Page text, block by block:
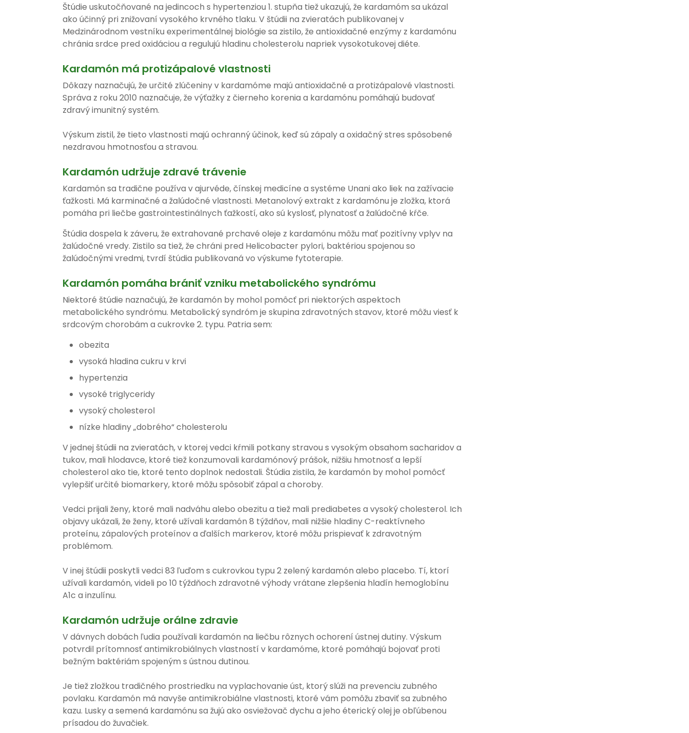
Štúdie uskutočňované na jedincoch s hypertenziou 1. stupňa tiež ukazujú, že kardamóm sa ukázal
ako účinný pri znižovaní vysokého krvného tlaku. V štúdii na zvieratách publikovanej v
Medzinárodnom vestníku experimentálnej biológie sa zistilo, že antioxidačné enzýmy z kardamónu
chránia srdce pred oxidáciou a regulujú hladinu cholesterolu napriek vysokotukovej diéte.
Kardamón má protizápalové vlastnosti
Dôkazy naznačujú, že určité zlúčeniny v kardamóme majú antioxidačné a protizápalové vlastnosti.
Správa z roku 2010 naznačuje, že výťažky z čierneho korenia a kardamónu pomáhajú budovať
zdravý imunitný systém.
Výskum zistil, že tieto vlastnosti majú ochranný účinok, keď sú zápaly a oxidačný stres spôsobené
nezdravou hmotnosťou a stravou.
Kardamón udržuje zdravé trávenie
Kardamón sa tradične používa v ajurvéde, čínskej medicíne a systéme Unani ako liek na zažívacie
ťažkosti. Má karminačné a žalúdočné vlastnosti. Metanolový extrakt z kardamónu je zložka, ktorá
pomáha pri liečbe gastrointestinálnych ťažkostí, ako sú kyslosť, plynatosť a žalúdočné kŕče.
Štúdia dospela k záveru, že extrahované prchavé oleje z kardamónu môžu mať pozitívny vplyv na
žalúdočné vredy. Zistilo sa tiež, že chráni pred Helicobacter pylori, baktériou spojenou so
žalúdočnými vredmi, tvrdí štúdia publikovaná vo výskume fytoterapie.
Kardamón pomáha brániť vzniku metabolického syndrómu
Niektoré štúdie naznačujú, že kardamón by mohol pomôcť pri niektorých aspektoch
metabolického syndrómu. Metabolický syndróm je skupina zdravotných stavov, ktoré môžu viesť k
srdcovým chorobám a cukrovke 2. typu. Patria sem:
obezita
vysoká hladina cukru v krvi
hypertenzia
vysoké triglyceridy
vysoký cholesterol
nízke hladiny „dobrého“ cholesterolu
V jednej štúdii na zvieratách, v ktorej vedci kŕmili potkany stravou s vysokým obsahom sacharidov a
tukov, mali hlodavce, ktoré tiež konzumovali kardamónový prášok, nižšiu hmotnosť a lepší
cholesterol ako tie, ktoré tento doplnok nedostali. Štúdia zistila, že kardamón by mohol pomôcť
vylepšiť určité biomarkery, ktoré môžu spôsobiť zápal a choroby.
Vedci prijali ženy, ktoré mali nadváhu alebo obezitu a tiež mali prediabetes a vysoký cholesterol. Ich
objavy ukázali, že ženy, ktoré užívali kardamón 8 týždňov, mali nižšie hladiny C-reaktívneho
proteínu, zápalových proteínov a ďalších markerov, ktoré môžu prispievať k zdravotným
problémom.
V inej štúdii poskytli vedci 83 ľuďom s cukrovkou typu 2 zelený kardamón alebo placebo. Tí, ktorí
užívali kardamón, videli po 10 týždňoch zdravotné výhody vrátane zlepšenia hladín hemoglobínu
A1c a inzulínu.
Kardamón udržuje orálne zdravie
V dávnych dobách ľudia používali kardamón na liečbu rôznych ochorení ústnej dutiny. Výskum
potvrdil prítomnosť antimikrobiálnych vlastností v kardamóme, ktoré pomáhajú bojovať proti
bežným baktériám spojeným s ústnou dutinou.
Je tiež zložkou tradičného prostriedku na vyplachovanie úst, ktorý slúži na prevenciu zubného
povlaku. Kardamón má navyše antimikrobiálne vlastnosti, ktoré vám pomôžu zbaviť sa zubného
kazu. Lusky a semená kardamónu sa žujú ako osviežovač dychu a jeho éterický olej je obľúbenou
prísadou do žuvačiek.